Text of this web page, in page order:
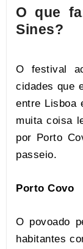
O que
Sines?
O festival
cidades que
entre Lisboa
muita coisa
por Porto
passeio.
Porto Covo
O povoado
habitantes